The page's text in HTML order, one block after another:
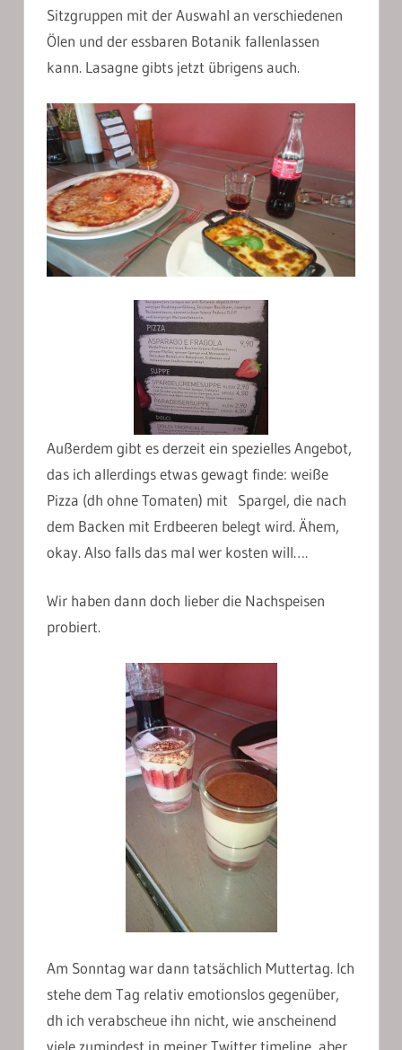
Sitzgruppen mit der Auswahl an verschiedenen
Ölen und der essbaren Botanik fallenlassen
kann. Lasagne gibts jetzt übrigens auch.
Außerdem gibt es derzeit ein spezielles Angebot,
das ich allerdings etwas gewagt finde: weiße
Pizza (dh ohne Tomaten) mit Spargel, die nach
dem Backen mit Erdbeeren belegt wird. Ähem,
okay. Also falls das mal wer kosten will….
Wir haben dann doch lieber die Nachspeisen
probiert.
Am Sonntag war dann tatsächlich Muttertag. Ich
stehe dem Tag relativ emotionslos gegenüber,
dh ich verabscheue ihn nicht, wie anscheinend
viele zumindest in meiner Twitter timeline, aber